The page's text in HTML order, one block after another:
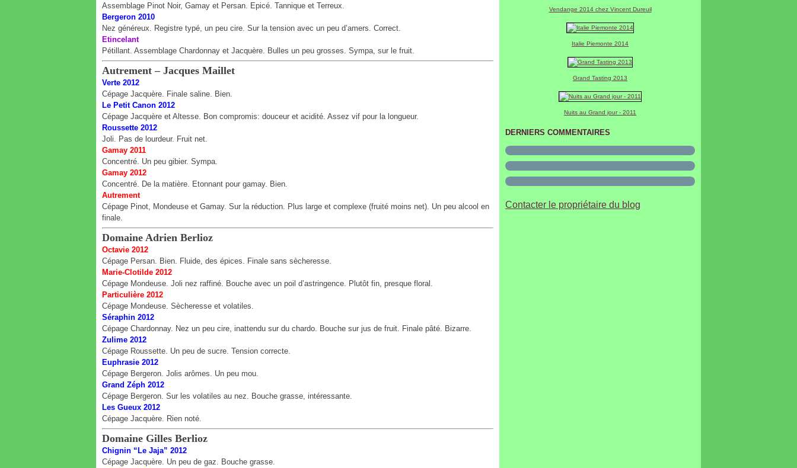
Assemblage Pinot Noir, Gamay et Persan. Epicé. Tannique et Terreux.
Bergeron 2010
Nez généreux. Registre typé, un peu cire. Sur la tension avec un peu d’amers. Correct.
Etincelant
Pétillant. Assemblage Chardonnay et Jacquère. Bulles un peu grosses. Sympa, sur le fruit.
Autrement – Jacques Maillet
Verte 2012
Cépage Jacquère. Finale saline. Bien.
Le Petit Canon 2012
Cépage Jacquère et Altesse. Bon compromis: douceur et acidité. Assez vif pour la longueur.
Roussette 2012
Joli. Pas de lourdeur. Fruit net.
Gamay 2011
Concentré. Un peu gibier. Sympa.
Gamay 2012
Concentré. De la matière. Etonnant pour gamay. Bien.
Autrement
Cépage Pinot, Mondeuse et Gamay. Sur la réduction. Plus large et complexe (fruité moins net). Un peu alcool en
finale.
Domaine Adrien Berlioz
Octavie 2012
Cépage Persan. Bien. Fluide, des épices. Finale sans sècheresse.
Marie-Clotilde 2012
Cépage Mondeuse. Joli nez raffiné. Bouche avec un poil d’astringence. Plutôt fin, presque floral.
Particulière 2012
Cépage Mondeuse. Sècheresse et volatiles.
Séraphin 2012
Cépage Chardonnay. Nez un peu cire, inattendu sur du chardo. Bouche sur jus de fruit. Finale pâté. Bizarre.
Zulime 2012
Cépage Roussette. Un peu de sucre. Tension correcte.
Euphrasie 2012
Cépage Bergeron. Jolis arômes. Un peu mou.
Grand Zéph 2012
Cépage Bergeron. Sur les volatiles au nez. Bouche grasse, intéressante.
Les Gueux 2012
Cépage Jacquère. Rien noté.
Domaine Gilles Berlioz
Chignin “Le Jaja” 2012
Cépage Jacquère. Un peu de gaz. Bouche grasse.
Vendange 2014 chez Vincent Dureuil
Italie Piemonte 2014
Grand Tasting 2013
Nuits au Grand jour - 2011
DERNIERS COMMENTAIRES
Contacter le propriétaire du blog